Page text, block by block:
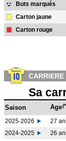
Buts marqués
Carton jaune
Carton rouge
Sa
Saison Age
2025-2026 27
2024-2025
26